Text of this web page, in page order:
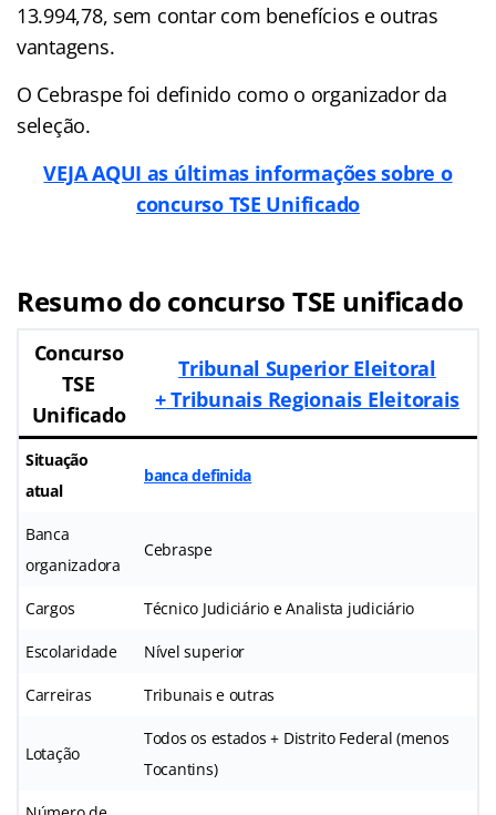
13.994,78, sem contar com benefícios e outras
vantagens.
O Cebraspe foi definido como o organizador da
seleção.
VEJA AQUI as últimas informações sobre o
concurso TSE Unificado
Resumo do concurso TSE unificado
Concurso
TSE
Unificado
Tribunal Superior Eleitoral
+Tribunais Regionais Eleitorais
Situação
atual
banca definida
Banca
organizadora
Cebraspe
Cargos Técnico Judiciário e Analista judiciário
Escolaridade Nível superior
Carreiras Tribunais e outras
Lotação
Todos os estados + Distrito Federal (menos
Tocantins)